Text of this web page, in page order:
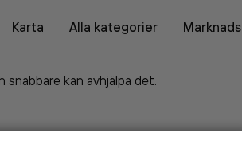
Karta
Alla kategorier
kan avhjälpa det.